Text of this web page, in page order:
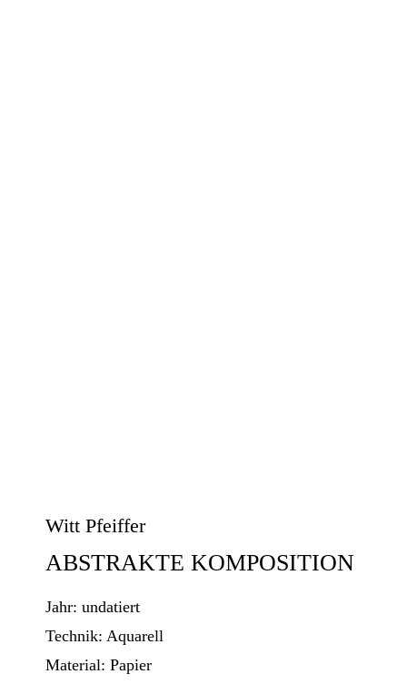
Witt Pfeiffer
ABSTRAKTE KOMPOSITION
Jahr: undatiert
Technik: Aquarell
Material: Papier